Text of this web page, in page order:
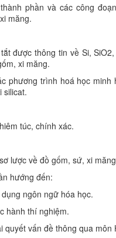
phần và các công
măng.
được thông tin về Si,
xi măng.
phương trình hoá học minh
silicat.
túc, chính xác.
lược về đồ gốm, sứ, xi
hướng đến:
ngôn ngữ hóa học.
hành thí nghiệm.
quyết vấn đề thông qua môn